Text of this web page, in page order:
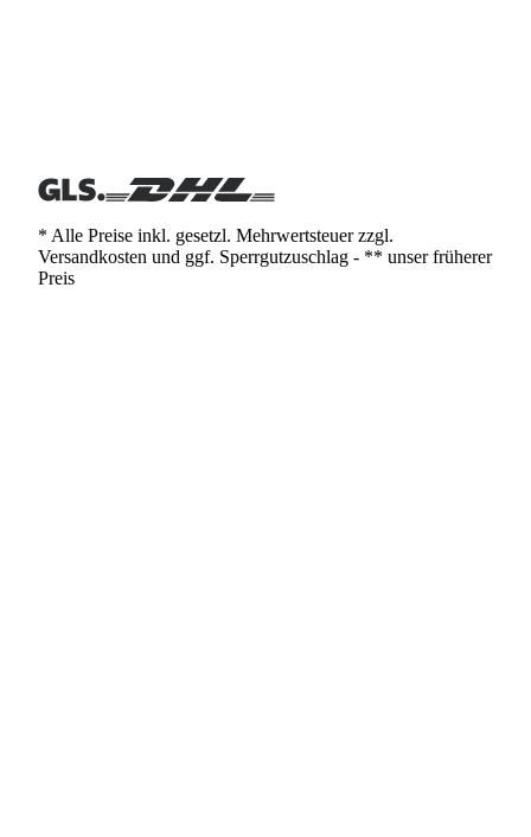
* Alle Preise inkl. gesetzl. Mehrwertsteuer zzgl.
Versandkosten und ggf. Sperrgutzuschlag - ** unser früherer
Preis